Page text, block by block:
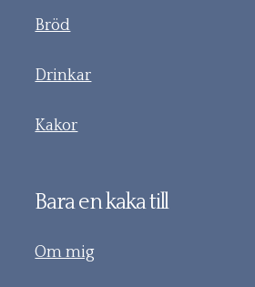
Bröd
Drinkar
Kakor
Bara en kaka till
Om mig